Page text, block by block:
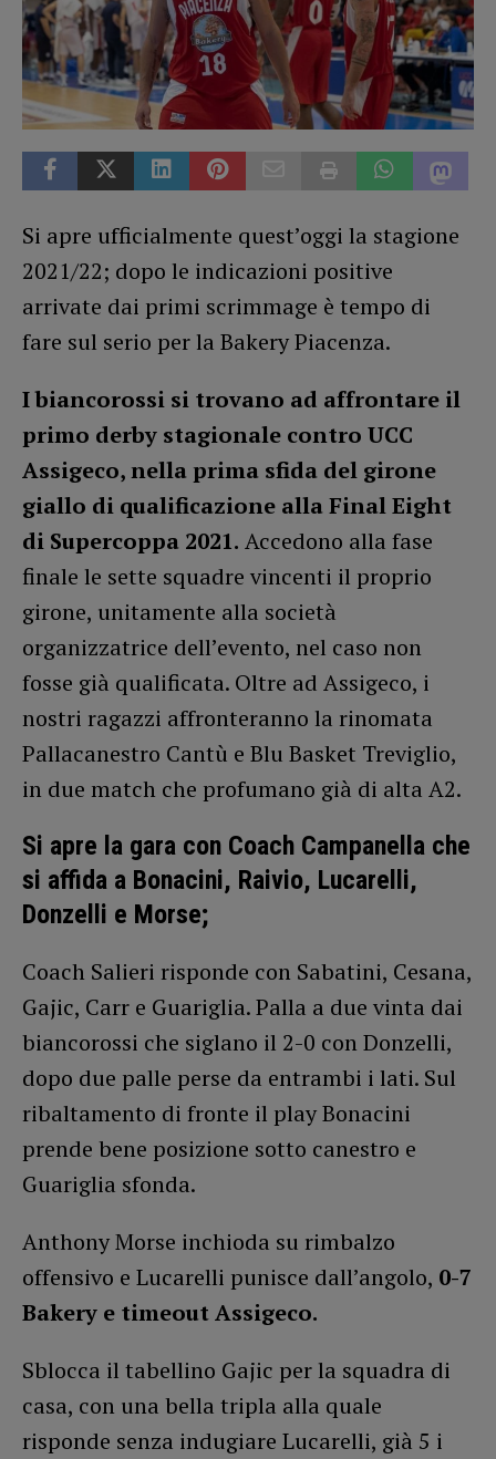
Si apre ufficialmente quest’oggi la stagione
2021/22; dopo le indicazioni positive
arrivate dai primi scrimmage è tempo di
fare sul serio per la Bakery Piacenza.
I biancorossi si trovano ad affrontare il
primo derby stagionale contro UCC
Assigeco, nella prima sfida del girone
giallo di qualificazione alla Final Eight
di Supercoppa 2021. Accedono alla fase
finale le sette squadre vincenti il proprio
girone, unitamente alla società
organizzatrice dell’evento, nel caso non
fosse già qualificata. Oltre ad Assigeco, i
nostri ragazzi affronteranno la rinomata
Pallacanestro Cantù e Blu Basket Treviglio,
in due match che profumano già di alta A2.
Si apre la gara con Coach Campanella che
si affida a Bonacini, Raivio, Lucarelli,
Donzelli e Morse;
Coach Salieri risponde con Sabatini, Cesana,
Gajic, Carr e Guariglia. Palla a due vinta dai
biancorossi che siglano il 2-0 con Donzelli,
dopo due palle perse da entrambi i lati. Sul
ribaltamento di fronte il play Bonacini
prende bene posizione sotto canestro e
Guariglia sfonda.
Anthony Morse inchioda su rimbalzo
offensivo e Lucarelli punisce dall’angolo, 0-7
Bakery e timeout Assigeco.
Sblocca il tabellino Gajic per la squadra di
casa, con una bella tripla alla quale
risponde senza indugiare Lucarelli, già 5 i